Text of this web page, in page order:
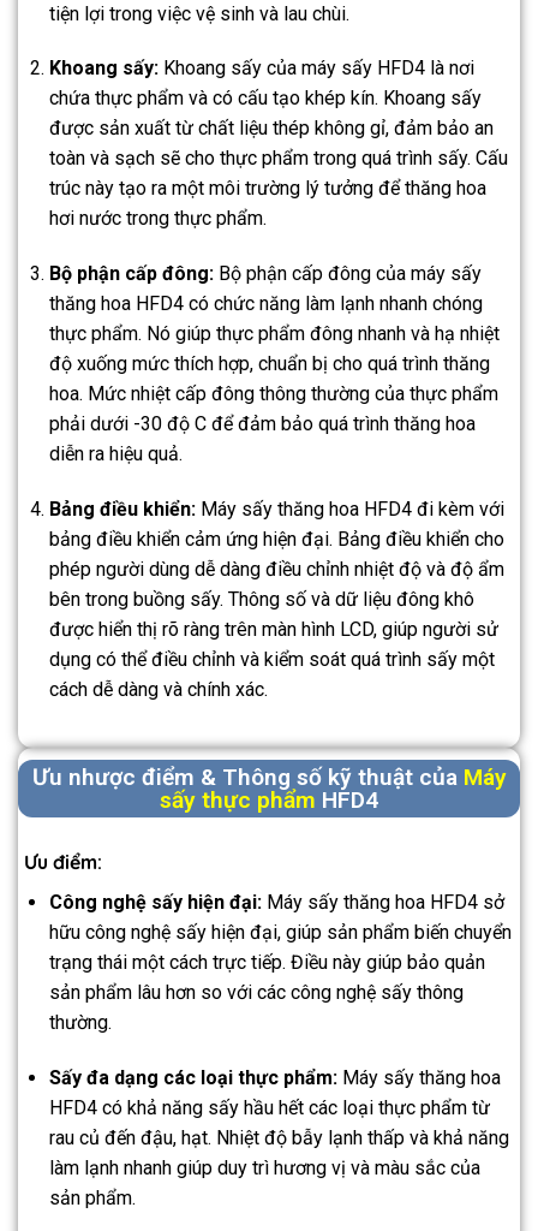
tiện lợi trong việc vệ sinh và lau chùi.
Khoang sấy:Khoang sấy của máy sấy HFD4 là nơi
chứa thực phẩm và có cấu tạo khép kín. Khoang sấy
được sản xuất từ chất liệu thép không gỉ, đảm bảo an
toàn và sạch sẽ cho thực phẩm trong quá trình sấy. Cấu
trúc này tạo ra một môi trường lý tưởng để thăng hoa
hơi nước trong thực phẩm.
Bộ phận cấp đông:Bộ phận cấp đông của máy sấy
thăng hoa HFD4 có chức năng làm lạnh nhanh chóng
thực phẩm. Nó giúp thực phẩm đông nhanh và hạ nhiệt
độ xuống mức thích hợp, chuẩn bị cho quá trình thăng
hoa. Mức nhiệt cấp đông thông thường của thực phẩm
phải dưới -30 độ C để đảm bảo quá trình thăng hoa
diễn ra hiệu quả.
Bảng điều khiển:Máy sấy thăng hoa HFD4 đi kèm với
bảng điều khiển cảm ứng hiện đại. Bảng điều khiển cho
phép người dùng dễ dàng điều chỉnh nhiệt độ và độ ẩm
bên trong buồng sấy. Thông số và dữ liệu đông khô
được hiển thị rõ ràng trên màn hình LCD, giúp người sử
dụng có thể điều chỉnh và kiểm soát quá trình sấy một
cách dễ dàng và chính xác.
Ưu nhược điểm & Thông số kỹ thuật của Máy
sấy thực phẩm HFD4
Ưu điểm:
Công nghệ sấy hiện đại:Máy sấy thăng hoa HFD4 sở
hữu công nghệ sấy hiện đại, giúp sản phẩm biến chuyển
trạng thái một cách trực tiếp. Điều này giúp bảo quản
sản phẩm lâu hơn so với các công nghệ sấy thông
thường.
Sấy đa dạng các loại thực phẩm:Máy sấy thăng hoa
HFD4 có khả năng sấy hầu hết các loại thực phẩm từ
rau củ đến đậu, hạt. Nhiệt độ bẫy lạnh thấp và khả năng
làm lạnh nhanh giúp duy trì hương vị và màu sắc của
sản phẩm.